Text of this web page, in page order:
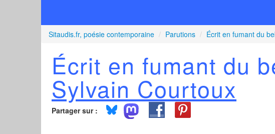
Sitaudis.fr, poésie contemporaine / Parutions / Écrit en fumant du
Écrit en fumant du
Sylvain Courtoux
Partager sur :